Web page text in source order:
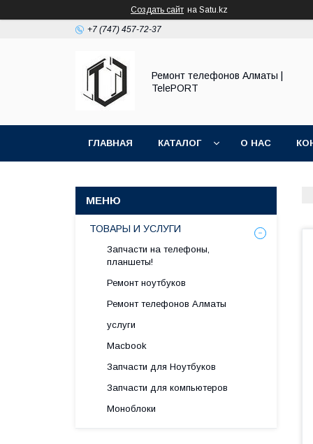
Создать сайт на Satu.kz
+7 (747) 457-72-37
Ремонт телефонов Алматы |
TelePORT
ГЛАВНАЯ КАТАЛОГ О НАС
ТОВАРЫ И УСЛУГИ
Запчасти на телефоны,
планшеты!
Ремонт ноутбуков
Ремонт телефонов Алматы
услуги
Macbook
Запчасти для Ноутбуков
Запчасти для компьютеров
Моноблоки